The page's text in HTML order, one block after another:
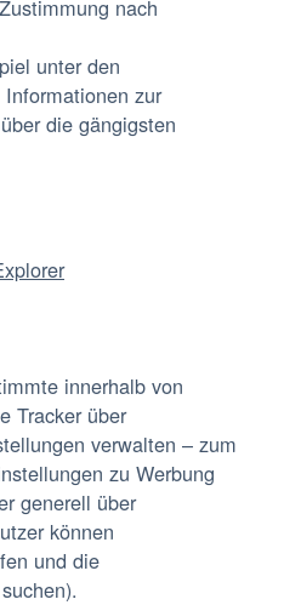
nach
unter den
zur
die gängigsten
innerhalb von
Tracker über
verwalten – zum
zu Werbung
generell über
können
und die